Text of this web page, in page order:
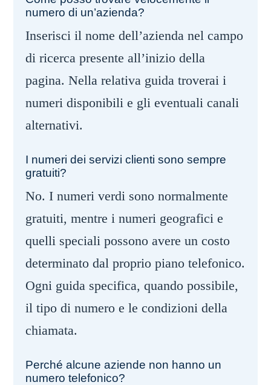
numero di un’azienda?
Inserisci il nome dell’azienda nel campo
di ricerca presente all’inizio della
pagina. Nella relativa guida troverai i
numeri disponibili e gli eventuali canali
alternativi.
I numeri dei servizi clienti sono sempre
gratuiti?
No. I numeri verdi sono normalmente
gratuiti, mentre i numeri geografici e
quelli speciali possono avere un costo
determinato dal proprio piano telefonico.
Ogni guida specifica, quando possibile,
il tipo di numero e le condizioni della
chiamata.
Perché alcune aziende non hanno un
numero telefonico?